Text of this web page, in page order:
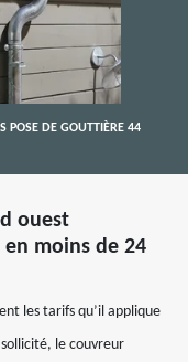
POSE DE GOUTTIÈRE 44
ouest
moins de 24
les tarifs qu’il applique
sollicité, le couvreur